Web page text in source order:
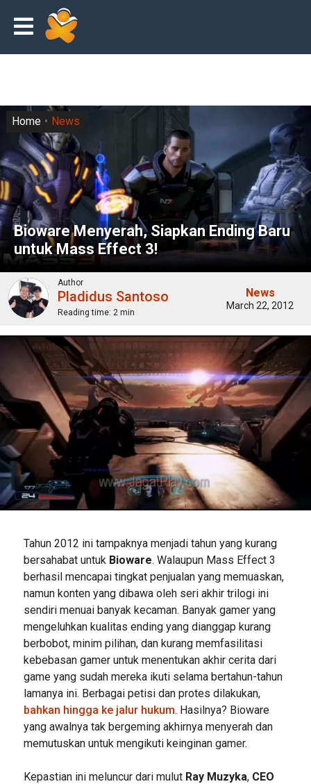
Bioware Menyerah, Siapkan Ending Baru
untuk Mass Effect 3!
Home News
Author
Pladidus Santoso
Reading time: 2 min
News
March 22, 2012
Tahun 2012 ini tampaknya menjadi tahun yang kurang
bersahabat untuk Bioware. Walaupun Mass Effect 3
berhasil mencapai tingkat penjualan yang memuaskan,
namun konten yang dibawa oleh seri akhir trilogi ini
sendiri menuai banyak kecaman. Banyak gamer yang
mengeluhkan kualitas ending yang dianggap kurang
berbobot, minim pilihan, dan kurang memfasilitasi
kebebasan gamer untuk menentukan akhir cerita dari
game yang sudah mereka ikuti selama bertahun-tahun
lamanya ini. Berbagai petisi dan protes dilakukan,
bahkan hingga ke jalur hukum. Hasilnya? Bioware
yang awalnya tak bergeming akhirnya menyerah dan
memutuskan untuk mengikuti keinginan gamer.
Kepastian ini meluncur dari mulut Ray Muzyka,CEO